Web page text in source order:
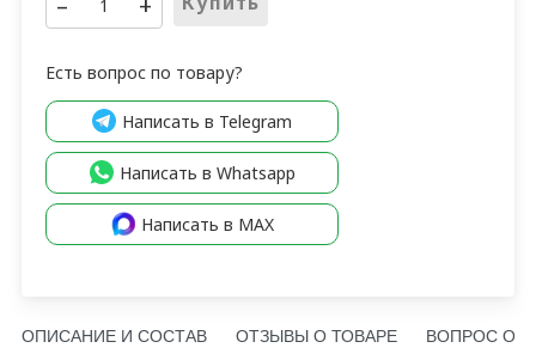
Есть вопрос по товару?
Написать в Telegram
Написать в Whatsapp
Написать в MAX
ОПИСАНИЕ И СОСТАВ ОТЗЫВЫ О ТОВАРЕ ВОПРОС О